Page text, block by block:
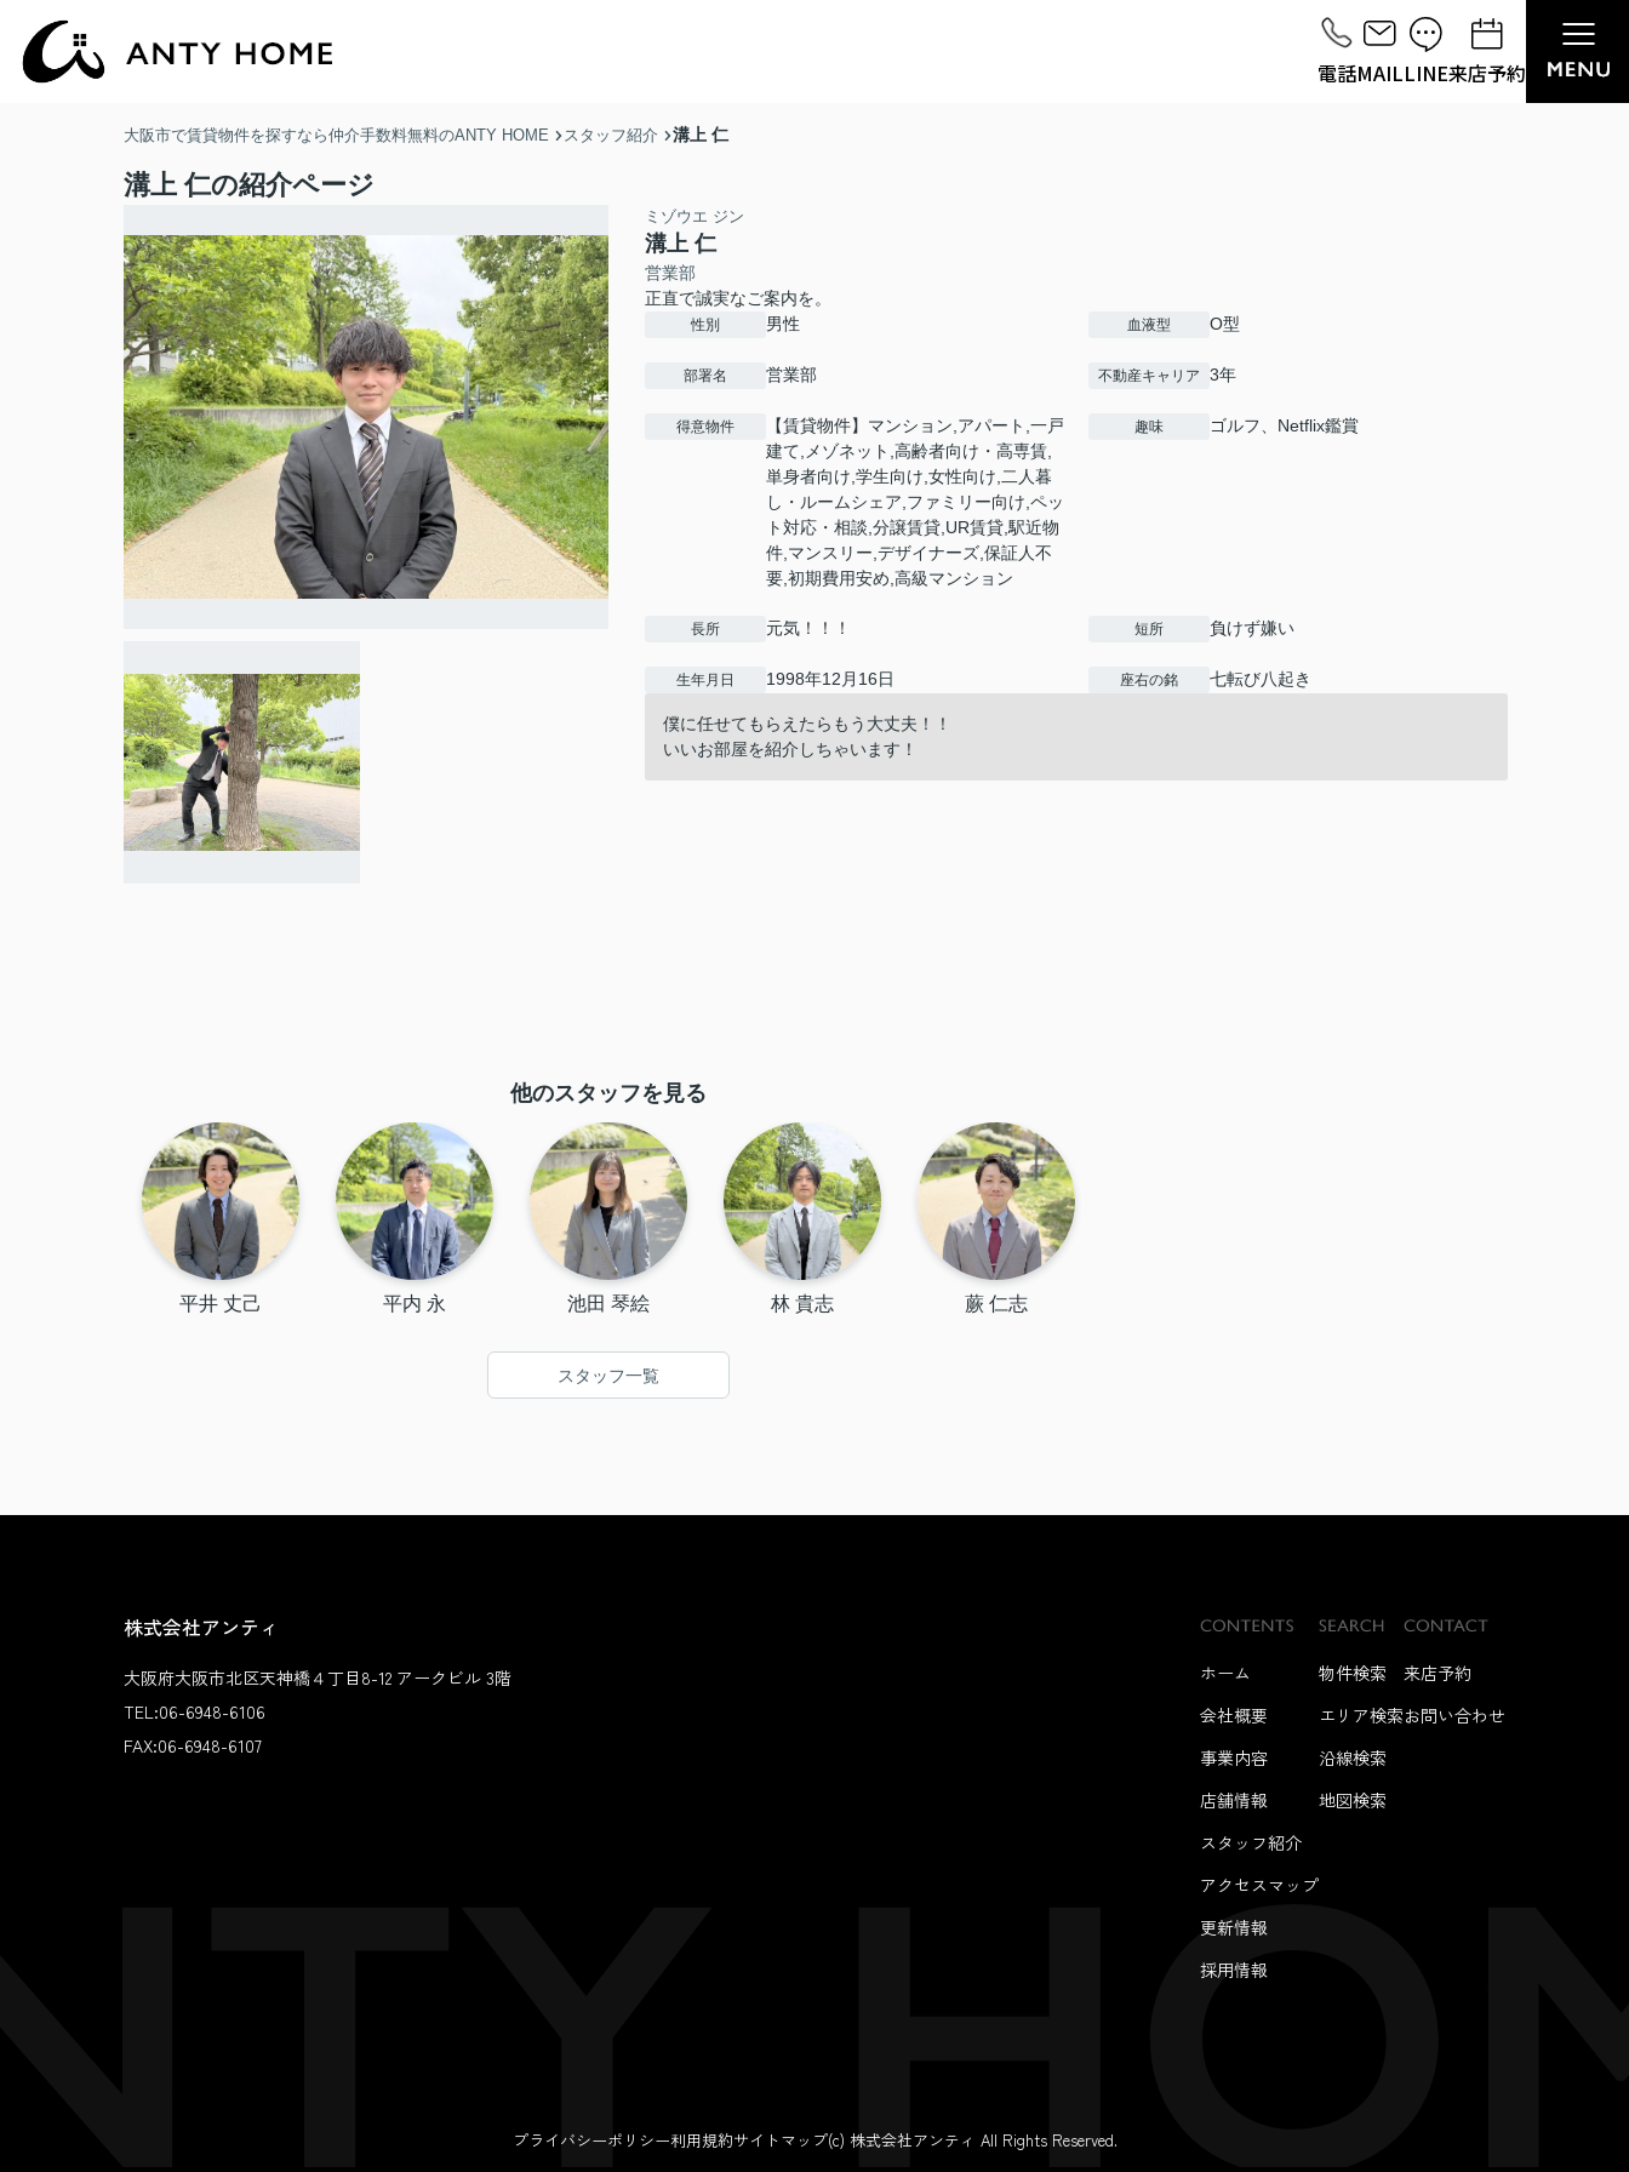
電話MAILLINE来店予約
大阪市で賃貸物件を探すなら仲介手数料無料のANTY HOME スタッフ紹介 溝上 仁
溝上 仁の紹介ページ
ミゾウエ ジン
溝上 仁
営業部
正直で誠実なご案内を。
性別 男性 血液型 O型
部署名 営業部 不動産キャリア 3年
得意物件
【賃貸物件】マンション,アパート,一戸
建て,メゾネット,高齢者向け・高専賃,
単身者向け,学生向け,女性向け,二人暮
し・ルームシェア,ファミリー向け,ペッ
ト対応・相談,分譲賃貸,UR賃貸,駅近物
件,マンスリー,デザイナーズ,保証人不
要,初期費用安め,高級マンション
趣味 ゴルフ、Netflix鑑賞
長所 元気！！！ 短所 負けず嫌い
生年月日 1998年12月16日 座右の銘 七転び八起き
僕に任せてもらえたらもう大丈夫！！
いいお部屋を紹介しちゃいます！
他のスタッフを見る
平井 丈己 平内 永 池田 琴絵 林 貴志 蕨 仁志
スタッフ一覧
株式会社アンティ
大阪府大阪市北区天神橋４丁目8-12 アークビル 3階
TEL:06-6948-6106
FAX:06-6948-6107
ホーム
会社概要
事業内容
店舗情報
スタッフ紹介
アクセスマップ
更新情報
採用情報
物件検索
エリア検索
沿線検索
地図検索
来店予約
お問い合わせ
プライバシーポリシー利用規約サイトマップ(c) 株式会社アンティ All Rights Reserved.